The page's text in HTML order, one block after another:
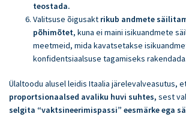
teostada.
Valitsuse õigusakt rikub andmete
põhimõtet, kuna ei maini isikuandmete
meetmeid, mida kavatsetakse
konfidentsiaalsuse tagamiseks rakendada.
Ülaltoodu alusel leidis Itaalia järelevalveasutus,
proportsionaalsed avaliku huvi suhtes, sest
selgita “vaktsineerimispassi” eesmärke ega
Liitu uudiskirjaga
tegemistega. Uudiskirja
loobuda igal ajal.